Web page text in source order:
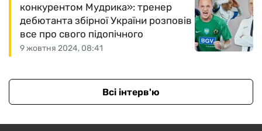
9 жовтня 2024, 08:41
конкурентом Мудрика»: тренер
дебютанта збірної України розповів
все про свого підопічного
Всі інтерв'ю